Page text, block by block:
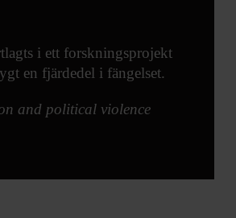
i ett forskningsprojekt
en fjärdedel i fängelset.
and political violence